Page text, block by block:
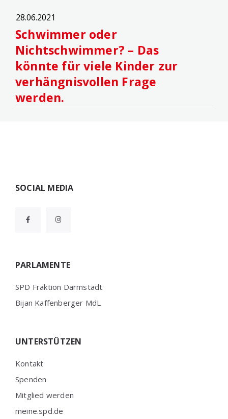
28.06.2021
Schwimmer oder
Nichtschwimmer? – Das
könnte für viele Kinder zur
verhängnisvollen Frage
werden.
Widgets
SOCIAL MEDIA
PARLAMENTE
SPD Fraktion Darmstadt
Bijan Kaffenberger MdL
UNTERSTÜTZEN
Kontakt
Spenden
Mitglied werden
meine.spd.de